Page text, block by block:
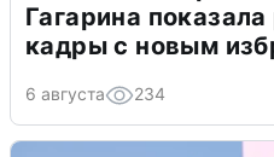
Гагарина
кадры с новым
6 августа 234